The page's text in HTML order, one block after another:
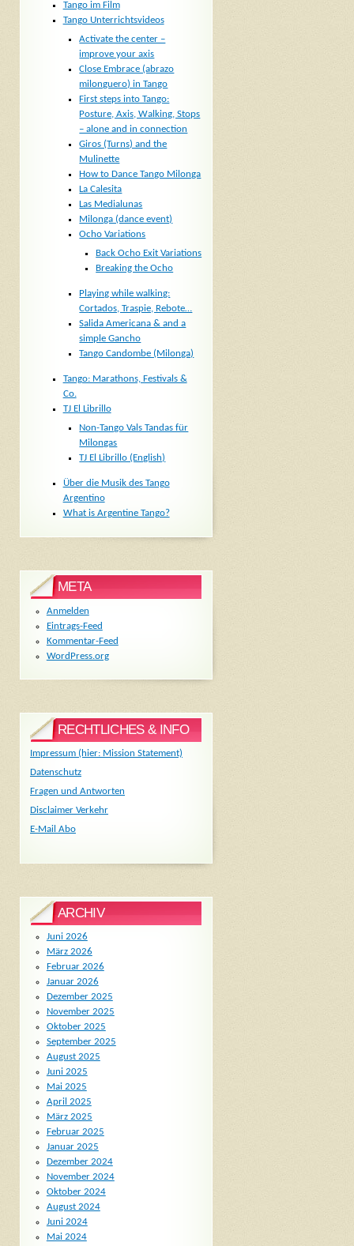
Tango im Film
Tango Unterrichtsvideos
Activate the center –
improve your axis
Close Embrace (abrazo
milonguero) in Tango
First steps into Tango:
Posture, Axis, Walking, Stops
– alone and in connection
Giros (Turns) and the
Mulinette
How to Dance Tango Milonga
La Calesita
Las Medialunas
Milonga (dance event)
Ocho Variations
Back Ocho Exit Variations
Breaking the Ocho
Playing while walking:
Cortados, Traspie, Rebote…
Salida Americana & and a
simple Gancho
Tango Candombe (Milonga)
Tango: Marathons, Festivals &
Co.
TJ El Librillo
Non-Tango Vals Tandas für
Milongas
TJ El Librillo (English)
Über die Musik des Tango
Argentino
What is Argentine Tango?
META
Anmelden
Eintrags-Feed
Kommentar-Feed
WordPress.org
RECHTLICHES & INFO
Impressum (hier: Mission Statement)
Datenschutz
Fragen und Antworten
Disclaimer Verkehr
E-Mail Abo
ARCHIV
Juni 2026
März 2026
Februar 2026
Januar 2026
Dezember 2025
November 2025
Oktober 2025
September 2025
August 2025
Juni 2025
Mai 2025
April 2025
März 2025
Februar 2025
Januar 2025
Dezember 2024
November 2024
Oktober 2024
August 2024
Juni 2024
Mai 2024